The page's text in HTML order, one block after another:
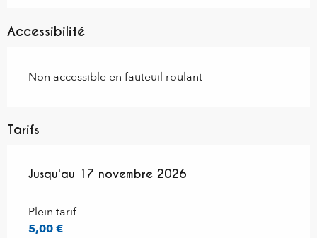
Accessibilité
Non accessible en fauteuil roulant
Tarifs
Du13 décembre 2025au17 novembre 2026
Jusqu'au 17 novembre 2026
Plein tarif
5,00 €